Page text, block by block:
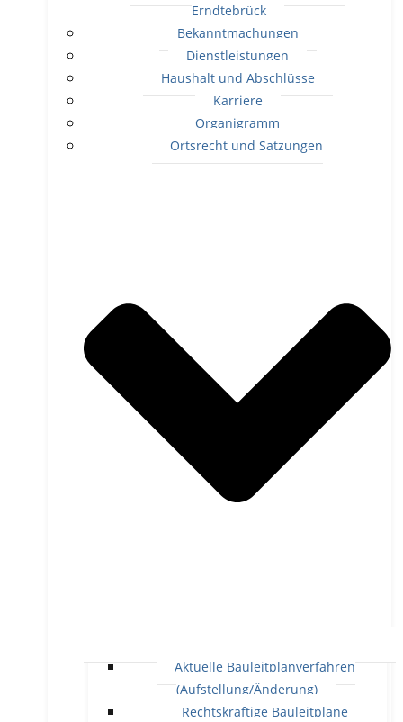
Erndtebrück
Bekanntmachungen
Dienstleistungen
Haushalt und Abschlüsse
Karriere
Organigramm
Ortsrecht und Satzungen
Aktuelle Bauleitplanverfahren
(Aufstellung/Änderung)
Rechtskräftige Bauleitpläne